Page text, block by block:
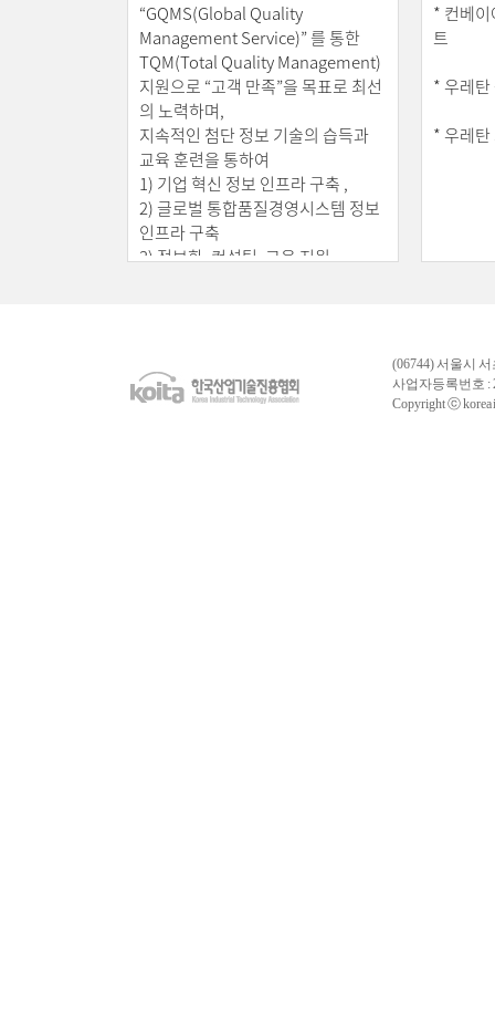
“GQMS(Global Quality
Management Service)” 를 통한
TQM(Total Quality Management)
지원으로 “고객 만족”을 목표로 최선
의 노력하며,
지속적인 첨단 정보 기술의 습득과
교육 훈련을 통하여
1) 기업 혁신 정보 인프라 구축 ,
2) 글로벌 통합품질경영시스템 정보
인프라 구축
3) 정보화, 컨설팅, 교육 지원,
* 컨베
트
* 우레
* 우레
(06744) 서울시
사업자등록번호
Copyright ⓒ korea